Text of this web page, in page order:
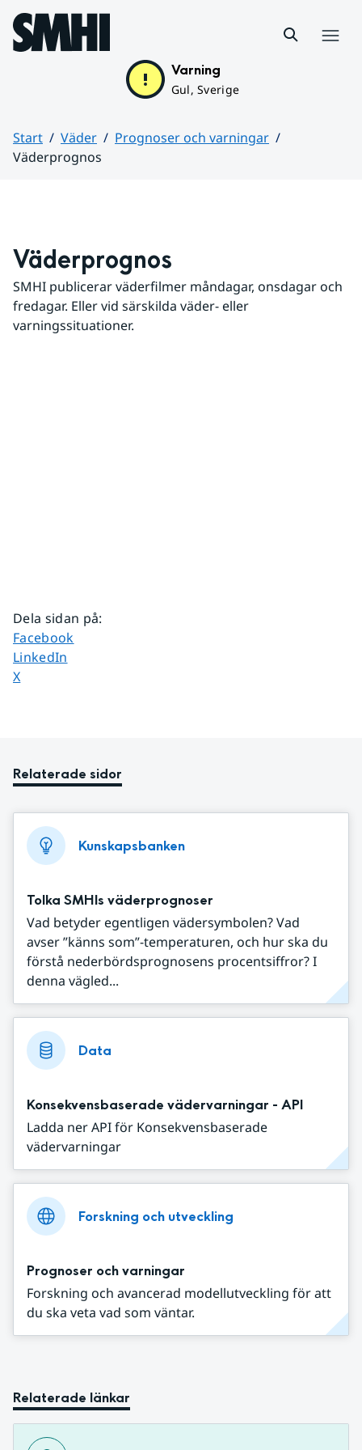
Hoppa till sidans innehåll
Varning
Gul, Sverige
Start Väder
Prognoser och varningar
Väderprognos
Väderprognos
SMHI publicerar väderfilmer måndagar, onsdagar och
fredagar. Eller vid särskilda väder- eller
varningssituationer.
Dela sidan på:
Dela sidan på
Facebook
Dela sidan på
LinkedIn
Dela sidan på
X
Relaterade sidor
Kunskapsbanken
Tolka SMHIs väderprognoser
Vad betyder egentligen vädersymbolen? Vad
avser ”känns som”-temperaturen, och hur ska du
förstå nederbördsprognosens procentsiffror? I
denna vägled...
Data
Konsekvensbaserade vädervarningar - API
Ladda ner API för Konsekvensbaserade
vädervarningar
Forskning och utveckling
Prognoser och varningar
Forskning och avancerad modellutveckling för att
du ska veta vad som väntar.
Relaterade länkar